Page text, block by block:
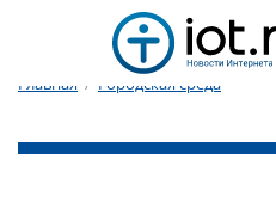
Главная / Городская среда